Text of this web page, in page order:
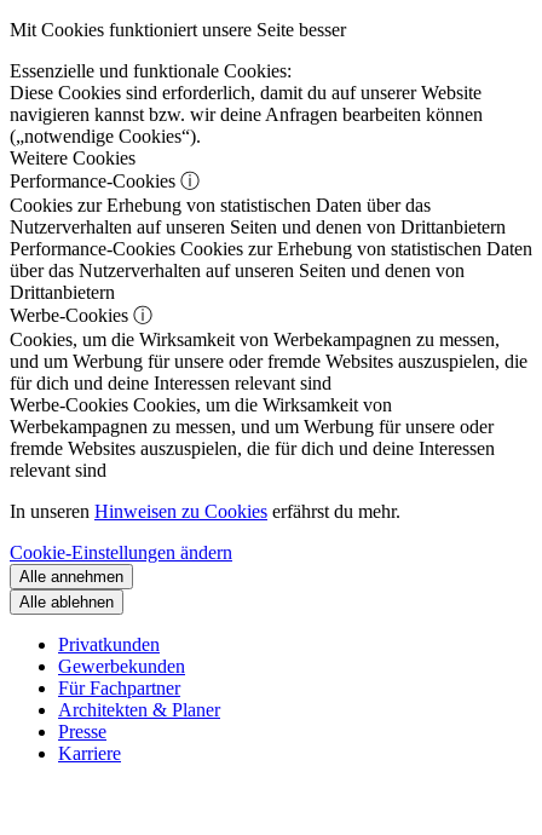
Mit Cookies funktioniert unsere Seite besser
Essenzielle und funktionale Cookies:
Diese Cookies sind erforderlich, damit du auf unserer Website
navigieren kannst bzw. wir deine Anfragen bearbeiten können
(„notwendige Cookies“).
Weitere Cookies
Performance-Cookies ⓘ
Cookies zur Erhebung von statistischen Daten über das
Nutzerverhalten auf unseren Seiten und denen von Drittanbietern
Performance-Cookies Cookies zur Erhebung von statistischen Daten
über das Nutzerverhalten auf unseren Seiten und denen von
Drittanbietern
Werbe-Cookies ⓘ
Cookies, um die Wirksamkeit von Werbekampagnen zu messen,
und um Werbung für unsere oder fremde Websites auszuspielen, die
für dich und deine Interessen relevant sind
Werbe-Cookies Cookies, um die Wirksamkeit von
Werbekampagnen zu messen, und um Werbung für unsere oder
fremde Websites auszuspielen, die für dich und deine Interessen
relevant sind
In unseren Hinweisen zu Cookies erfährst du mehr.
Cookie-Einstellungen ändern
Alle annehmen
Alle ablehnen
Privatkunden
Gewerbekunden
Für Fachpartner
Architekten & Planer
Presse
Karriere